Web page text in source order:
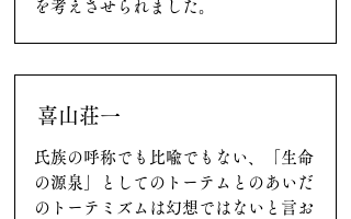
を考えさせられました。
喜山荘一
氏族の呼称でも比喩でもない、「生命
の源泉」としてのトーテムとのあいだ
のトーテミズムは幻想ではないと言お